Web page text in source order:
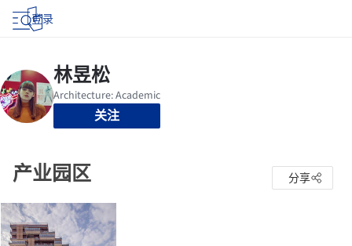
登录
关注
产业园区 分享